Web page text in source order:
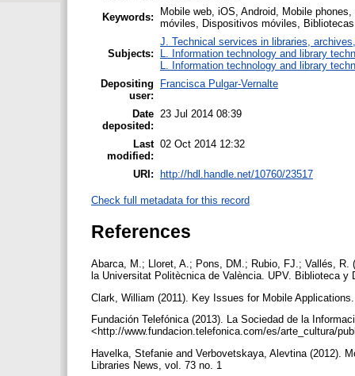
Keywords:
Mobile web, iOS, Android, Mobile
móviles, Dispositivos móviles, Bibliotecas
Subjects:
J. Technical services in libraries,
L. Information technology and library
L. Information technology and library
Depositing
user:
Francisca Pulgar-Vernalte
Date
deposited:
23 Jul 2014 08:39
Last
modified:
02 Oct 2014 12:32
URI: http://hdl.handle.net/10760/23517
Check full metadata for this record
References
Abarca, M.; Lloret, A.; Pons, DM.; Rubio, FJ.; Vallés,
la Universitat Politècnica de València. UPV. Biblioteca
Clark, William (2011). Key Issues for Mobile
Fundación Telefónica (2013). La Sociedad de la
<http://www.fundacion.telefonica.com/es/arte_cultura/
Havelka, Stefanie and Verbovetskaya, Alevtina (2012).
Libraries News, vol. 73 no. 1